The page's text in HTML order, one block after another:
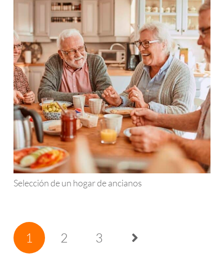
Selección de un hogar de ancianos
1 2 3